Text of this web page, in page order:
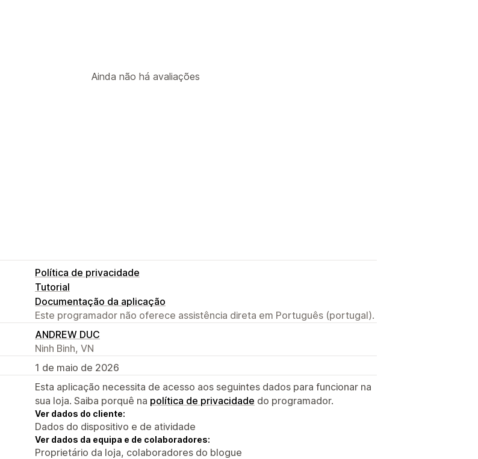
Ainda não há avaliações
Política de privacidade
Tutorial
Documentação da aplicação
Este programador não oferece assistência direta em Português (portugal).
ANDREW DUC
Ninh Binh, VN
1 de maio de 2026
Esta aplicação necessita de acesso aos seguintes dados para funcionar na
sua loja. Saiba porquê na política de privacidade do programador.
Ver dados do cliente:
Dados do dispositivo e de atividade
Ver dados da equipa e de colaboradores:
Proprietário da loja, colaboradores do blogue